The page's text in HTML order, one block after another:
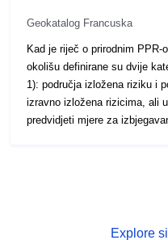
Geokatalog Francuska
Kad je riječ o prirodnim PPR-
okolišu definirane su dvije
1): područja izložena riziku i
izravno izložena rizicima, ali
predvidjeti mjere za
2- „propisana područja”,
Explore